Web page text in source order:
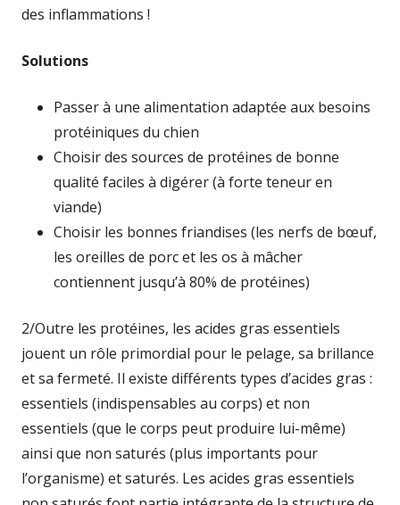
des inflammations !
Solutions
Passer à une alimentation adaptée aux besoins
protéiniques du chien
Choisir des sources de protéines de bonne
qualité faciles à digérer (à forte teneur en
viande)
Choisir les bonnes friandises (les nerfs de bœuf,
les oreilles de porc et les os à mâcher
contiennent jusqu’à 80% de protéines)
2/Outre les protéines, les acides gras essentiels
jouent un rôle primordial pour le pelage, sa brillance
et sa fermeté. Il existe différents types d’acides gras :
essentiels (indispensables au corps) et non
essentiels (que le corps peut produire lui-même)
ainsi que non saturés (plus importants pour
l’organisme) et saturés. Les acides gras essentiels